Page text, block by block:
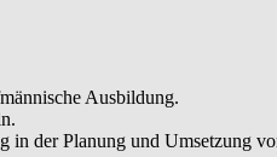
Ausbildung.
der Planung und Umsetzung